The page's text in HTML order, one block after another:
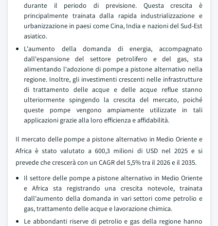
durante il periodo di previsione. Questa crescita è
principalmente trainata dalla rapida industrializzazione e
urbanizzazione in paesi come Cina, India e nazioni del Sud-Est
asiatico.
L'aumento della domanda di energia, accompagnato
dall'espansione del settore petrolifero e del gas, sta
alimentando l'adozione di pompe a pistone alternativo nella
regione. Inoltre, gli investimenti crescenti nelle infrastrutture
di trattamento delle acque e delle acque reflue stanno
ulteriormente spingendo la crescita del mercato, poiché
queste pompe vengono ampiamente utilizzate in tali
applicazioni grazie alla loro efficienza e affidabilità.
Il mercato delle pompe a pistone alternativo in Medio Oriente e
Africa è stato valutato a 600,3 milioni di USD nel 2025 e si
prevede che crescerà con un CAGR del 5,5% tra il 2026 e il 2035.
Il settore delle pompe a pistone alternativo in Medio Oriente
e Africa sta registrando una crescita notevole, trainata
dall'aumento della domanda in vari settori come petrolio e
gas, trattamento delle acque e lavorazione chimica.
Le abbondanti riserve di petrolio e gas della regione hanno